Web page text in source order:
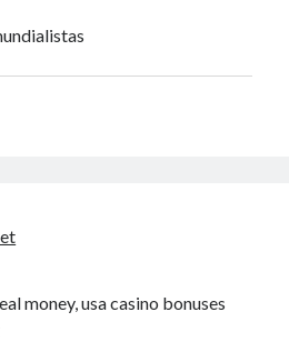
money, usa casino bonuses